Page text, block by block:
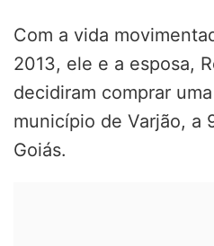
Com a vida
2013, ele e a esposa,
decidiram comprar
município de Varjão, a
Goiás.